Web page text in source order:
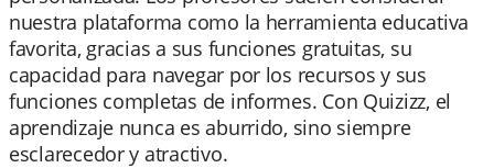
nuestra plataforma como la herramienta educativa
favorita, gracias a sus funciones gratuitas, su
capacidad para navegar por los recursos y sus
funciones completas de informes. Con Quizizz, el
aprendizaje nunca es aburrido, sino siempre
esclarecedor y atractivo.